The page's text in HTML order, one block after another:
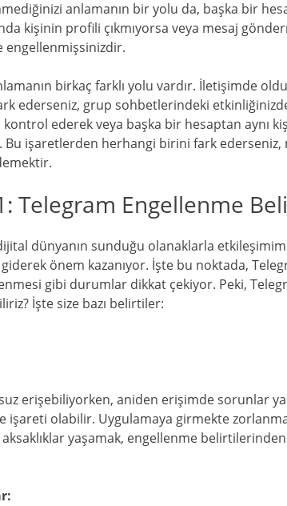
anlamanın bir yolu da, başka bir
kişinin profili çıkmıyorsa veya mesaj
birkaç farklı yolu vardır. İletişimde
ederseniz, grup sohbetlerindeki
ederek veya başka bir hesaptan aynı
Bu işaretlerden herhangi birini fark
Telegram Engellenme
dünyanın sunduğu olanaklarla
önem kazanıyor. İşte bu noktada,
gibi durumlar dikkat çekiyor. Peki,
İşte size bazı belirtiler:
erişebiliyorken, aniden erişimde sorunlar
işareti olabilir. Uygulamaya girmekte
yaşamak, engellenme